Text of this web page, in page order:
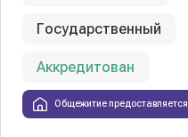
Государственный
Аккредитован
Общежитие предоставляется